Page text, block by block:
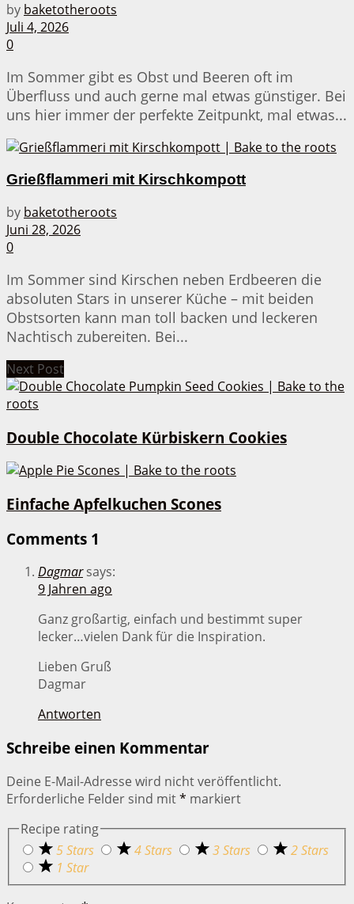
by baketotheroots
Juli 4, 2026
0
Im Sommer gibt es Obst und Beeren oft im
Überfluss und auch gerne mal etwas günstiger. Bei
uns hier immer der perfekte Zeitpunkt, mal etwas...
Grießflammeri mit Kirschkompott
by baketotheroots
Juni 28, 2026
0
Im Sommer sind Kirschen neben Erdbeeren die
absoluten Stars in unserer Küche – mit beiden
Obstsorten kann man toll backen und leckeren
Nachtisch zubereiten. Bei...
Next Post
Double Chocolate Kürbiskern Cookies
Einfache Apfelkuchen Scones
Comments 1
Dagmar says:
9 Jahren ago
Ganz großartig, einfach und bestimmt super
lecker…vielen Dank für die Inspiration.
Lieben Gruß
Dagmar
Antworten
Schreibe einen Kommentar
Deine E-Mail-Adresse wird nicht veröffentlicht.
Erforderliche Felder sind mit* markiert
Recipe rating
5 Stars
4 Stars 3 Stars
2 Stars
1 Star